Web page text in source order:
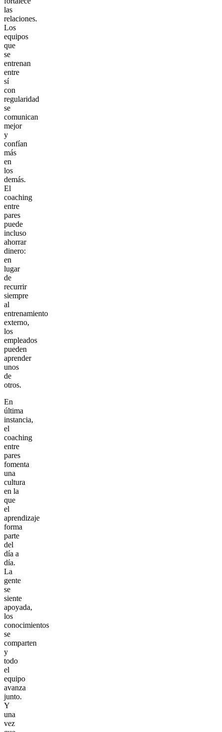
las
relaciones.
Los
equipos
que
se
entrenan
entre
sí
con
regularidad
se
comunican
mejor
y
confían
más
en
los
demás.
El
coaching
entre
pares
puede
incluso
ahorrar
dinero:
en
lugar
de
recurrir
siempre
al
entrenamiento
externo,
los
empleados
pueden
aprender
unos
de
otros.
En
última
instancia,
el
coaching
entre
pares
fomenta
una
cultura
en la
que
el
aprendizaje
forma
parte
del
día a
día.
La
gente
se
siente
apoyada,
los
conocimientos
se
comparten
y
todo
el
equipo
avanza
junto.
Y
una
vez